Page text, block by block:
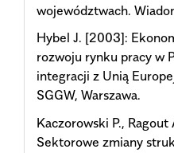
województwach.
Hybel J. [2003]:
rozwoju rynku pracy w
integracji z Unią
SGGW, Warszawa.
Kaczorowski P.,
Sektorowe zmiany